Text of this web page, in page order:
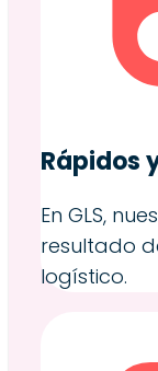
Rápidos
En GLS,
resultado
logístico.